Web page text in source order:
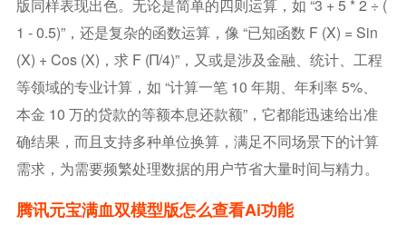
版同样表现出色。无论是简单的四则运算，如 “3 + 5 * 2 ÷ (
1 - 0.5)”，还是复杂的函数运算，像 “已知函数 F (x) = Sin
(x) + Cos (x)，求 F (π/4)”，又或是涉及金融、统计、工程
等领域的专业计算，如 “计算一笔 10 年期、年利率 5%、
本金 10 万的贷款的等额本息还款额”，它都能迅速给出准
确结果，而且支持多种单位换算，满足不同场景下的计算
需求，为需要频繁处理数据的用户节省大量时间与精力。
腾讯元宝满血双模型版怎么查看ai功能